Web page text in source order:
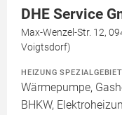
DHE Service
Max-Wenzel-Str. 12,
Voigtsdorf)
HEIZUNG
Wärmepumpe,
BHKW,